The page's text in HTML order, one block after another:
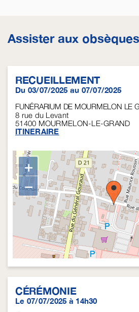
Assister aux obsèques
RECUEILLEMENT
Du 03/07/2025 au 07/07/2025
FUNÉRARIUM DE MOURMELON LE
8 rue du Levant
51400 MOURMELON-LE-GRAND
ITINERAIRE
+
−
CÉRÉMONIE
Le 07/07/2025 à 14h30